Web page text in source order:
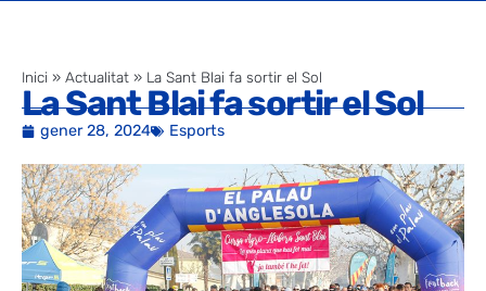
Inici » Actualitat » La Sant Blai fa sortir el Sol
La Sant Blai fa sortir el Sol
gener 28, 2024 Esports